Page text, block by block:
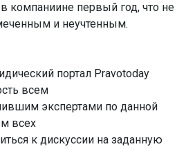
компаниине первый год, что не
и неучтенным.
портал Pravotoday
всем
экспертами по данной
всех
к дискуссии на заданную